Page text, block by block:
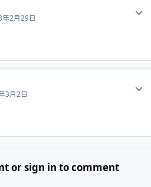
年2月29日
3月2日
or sign in to comment